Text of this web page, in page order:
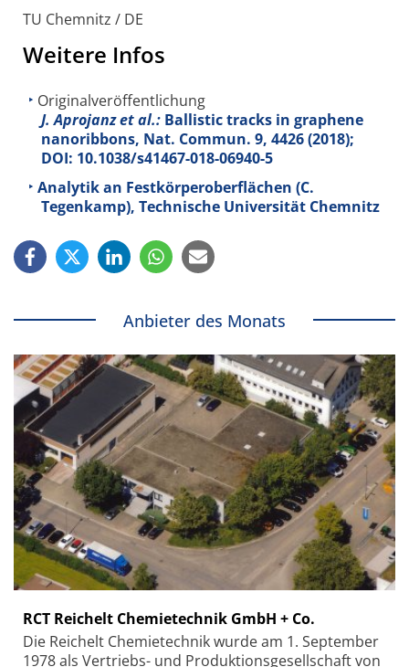
TU Chemnitz / DE
Weitere Infos
Originalveröffentlichung
J. Aprojanz et al.: Ballistic tracks in graphene
nanoribbons, Nat. Commun. 9, 4426 (2018);
DOI: 10.1038/s41467-018-06940-5
Analytik an Festkörperoberflächen (C.
Tegenkamp), Technische Universität Chemnitz
Anbieter des Monats
RCT Reichelt Chemietechnik GmbH + Co.
Die Reichelt Chemietechnik wurde am 1. September
1978 als Vertriebs- und Produktionsgesellschaft von